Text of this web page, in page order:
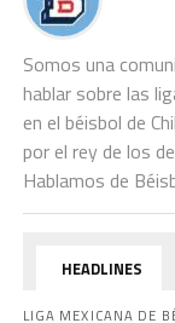
Somos una
hablar sobre las
en el béisbol de
por el rey de los
Hablamos de
HEADLINES
LIGA MEXICANA DE